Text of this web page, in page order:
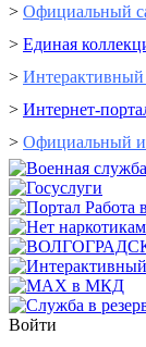
> Официальный
> Единая
> Интерактивный
> Интернет-
> Официальный
Войти